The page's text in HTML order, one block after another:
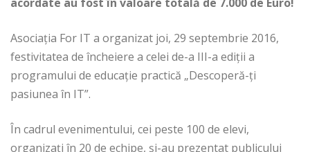
Asociaţia For IT a organizat joi, 29 septembrie 2016,
festivitatea de încheiere a celei de-a III-a ediţii a
programului de educaţie practică „Descoperă-ţi
pasiunea în IT”.
În cadrul evenimentului, cei peste 100 de elevi,
organizaţi în 20 de echipe, şi-au prezentat publicului